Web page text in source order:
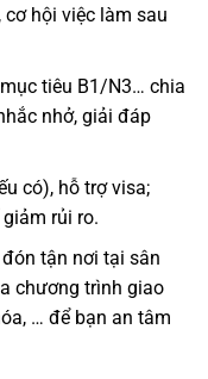
cơ hội việc làm sau
tiêu B1/N3… chia
nhở, giải đáp
có), hỗ trợ visa;
rủi ro.
tận nơi tại sân
chương trình giao
… để bạn an tâm